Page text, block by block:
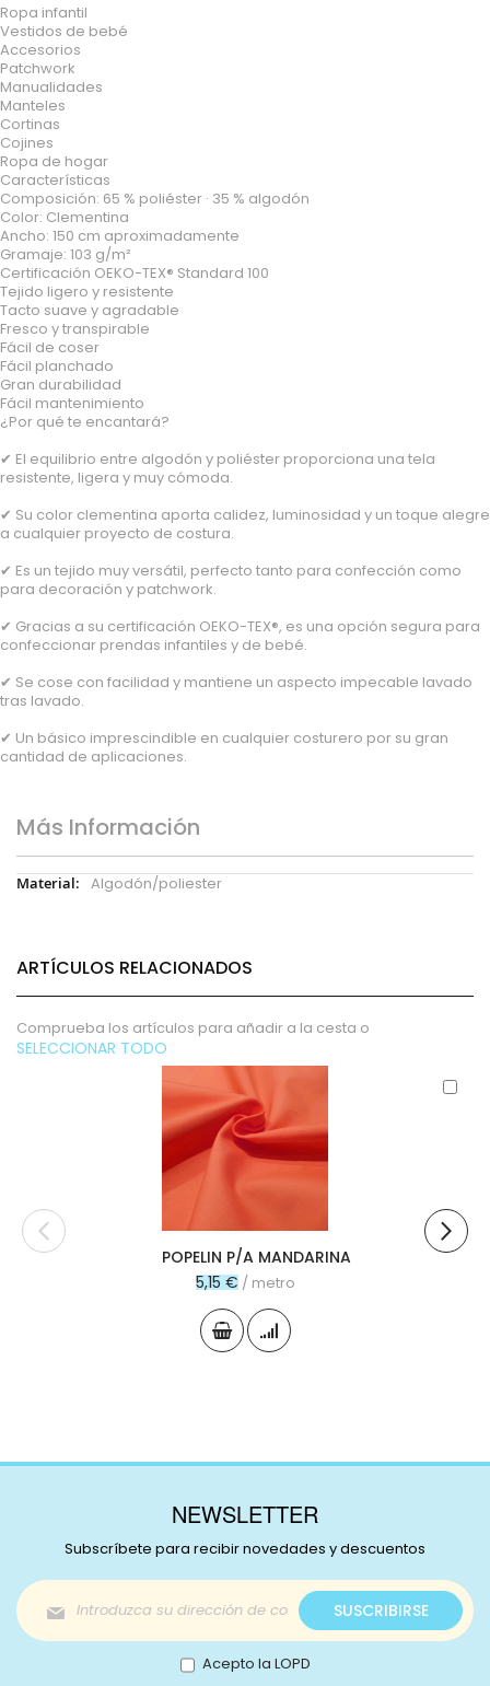
Ropa infantil
Vestidos de bebé
Accesorios
Patchwork
Manualidades
Manteles
Cortinas
Cojines
Ropa de hogar
Características
Composición: 65 % poliéster · 35 % algodón
Color: Clementina
Ancho: 150 cm aproximadamente
Gramaje: 103 g/m²
Certificación OEKO-TEX® Standard 100
Tejido ligero y resistente
Tacto suave y agradable
Fresco y transpirable
Fácil de coser
Fácil planchado
Gran durabilidad
Fácil mantenimiento
¿Por qué te encantará?
✔ El equilibrio entre algodón y poliéster proporciona una tela
resistente, ligera y muy cómoda.
✔ Su color clementina aporta calidez, luminosidad y un toque alegre
a cualquier proyecto de costura.
✔ Es un tejido muy versátil, perfecto tanto para confección como
para decoración y patchwork.
✔ Gracias a su certificación OEKO-TEX®, es una opción segura para
confeccionar prendas infantiles y de bebé.
✔ Se cose con facilidad y mantiene un aspecto impecable lavado
tras lavado.
✔ Un básico imprescindible en cualquier costurero por su gran
cantidad de aplicaciones.
Más Información
Más
Algodón/poliester
ARTÍCULOS RELACIONADOS
Comprueba los artículos para añadir a la cesta o
SELECCIONAR TODO
POPELIN P/A MANDARINA
5,15 € / metro
NEWSLETTER
Subscríbete para recibir novedades y descuentos
Inscríbase
a
nuestro
boletín
de
SUSCRIBIRSE
Acepto la LOPD